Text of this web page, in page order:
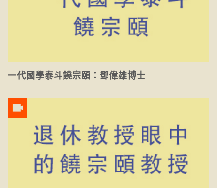
一代國學泰斗饒宗頤：鄧偉雄博士